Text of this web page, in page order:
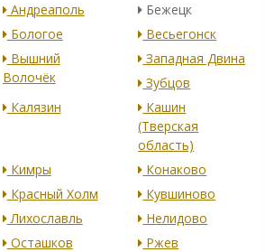
Андреаполь
Бежецк
Бологое
Весьегонск
Вышний
Волочёк
Западная Двина
Зубцов
Калязин
Кашин
(Тверская
область)
Кимры
Конаково
Красный Холм
Кувшиново
Лихославль
Нелидово
Осташков
Ржев